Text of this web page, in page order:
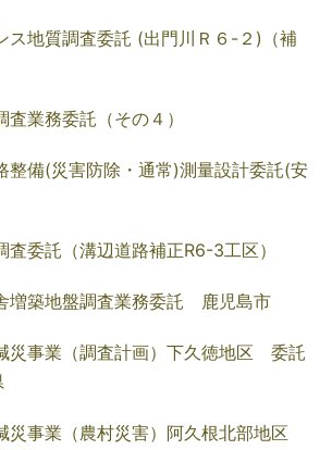
ス地質調査委託 (出門川Ｒ６-２)（補
業務委託（その４）
整備(災害防除・通常)測量設計委託(安
査委託（溝辺道路補正R6-3工区）
増築地盤調査業務委託 鹿児島市
災事業（調査計画）下久徳地区 委託
災事業（農村災害）阿久根北部地区